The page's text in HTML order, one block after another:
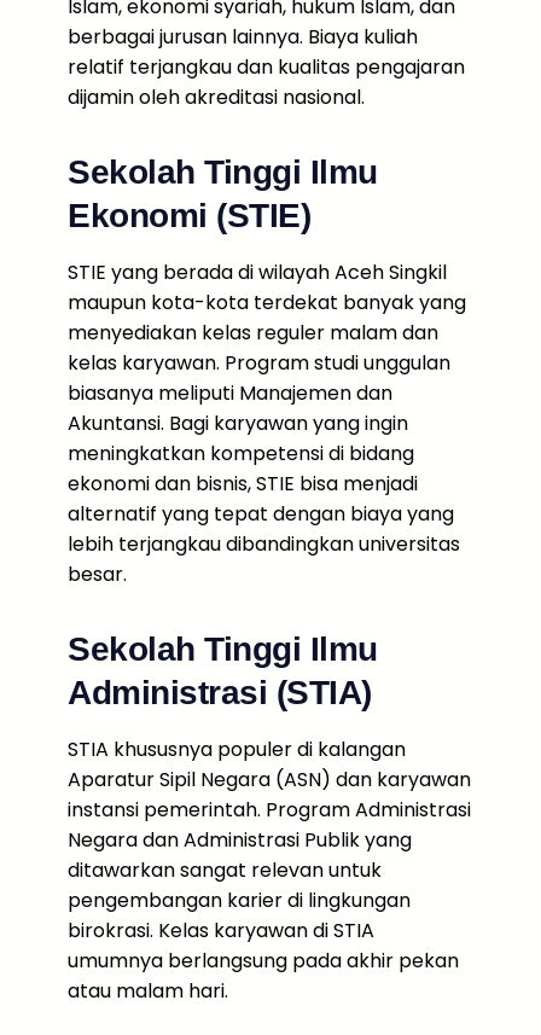
Islam, ekonomi syariah, hukum Islam, dan
berbagai jurusan lainnya. Biaya kuliah
relatif terjangkau dan kualitas pengajaran
dijamin oleh akreditasi nasional.
Sekolah Tinggi Ilmu
Ekonomi (STIE)
STIE yang berada di wilayah Aceh Singkil
maupun kota-kota terdekat banyak yang
menyediakan kelas reguler malam dan
kelas karyawan. Program studi unggulan
biasanya meliputi Manajemen dan
Akuntansi. Bagi karyawan yang ingin
meningkatkan kompetensi di bidang
ekonomi dan bisnis, STIE bisa menjadi
alternatif yang tepat dengan biaya yang
lebih terjangkau dibandingkan universitas
besar.
Sekolah Tinggi Ilmu
Administrasi (STIA)
STIA khususnya populer di kalangan
Aparatur Sipil Negara (ASN) dan karyawan
instansi pemerintah. Program Administrasi
Negara dan Administrasi Publik yang
ditawarkan sangat relevan untuk
pengembangan karier di lingkungan
birokrasi. Kelas karyawan di STIA
umumnya berlangsung pada akhir pekan
atau malam hari.